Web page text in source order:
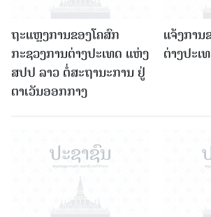
ຖະແຫຼງການຂອງໂຄສົກ
ກະຊວງການຕ່າງປະເທດ ແຫ່ງ
ສປປ ລາວ ຕໍ່ສະຖານະການ ຢູ່
ຕາເວັນອອກກາງ
ແຈ້ງການ
ຕ່າງປະເ